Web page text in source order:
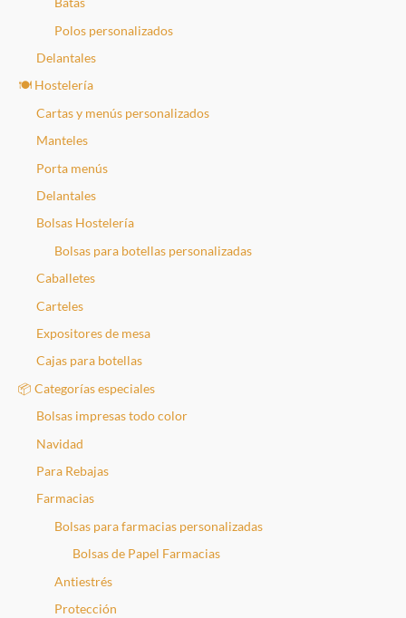
Polos personalizados
Delantales
🍽️ Hostelería
Cartas y menús personalizados
Manteles
Porta menús
Delantales
Bolsas Hostelería
Bolsas para botellas personalizadas
Caballetes
Carteles
Expositores de mesa
Cajas para botellas
📦 Categorías especiales
Bolsas impresas todo color
Navidad
Para Rebajas
Farmacias
Bolsas para farmacias personalizadas
Bolsas de Papel Farmacias
Antiestrés
Protección